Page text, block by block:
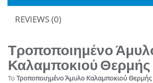
REVIEWS (0)
Τροποποιημένο
Καλαμποκιού Θερμής
Το Τροποποιημένο Άμυλο Καλαμποκιού Θερμής